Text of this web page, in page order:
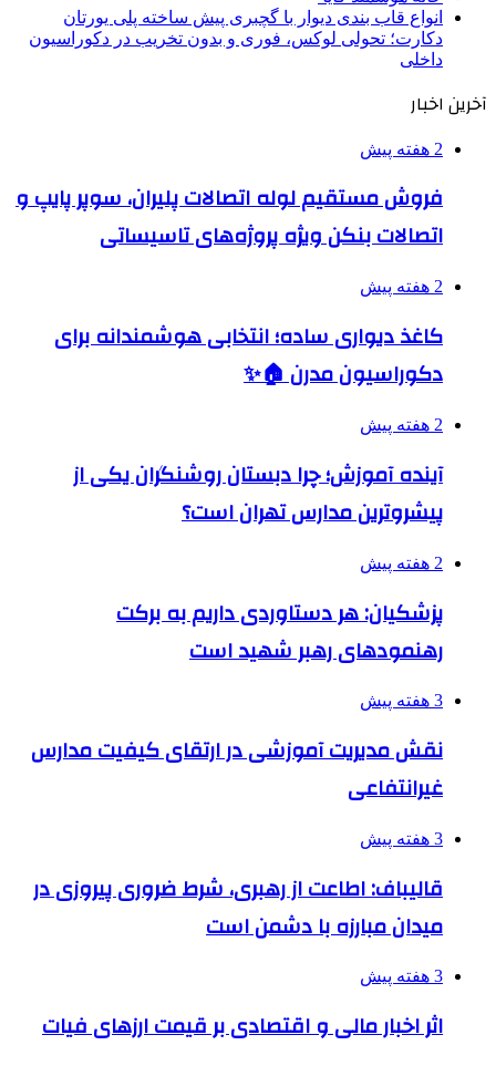
انواع قاب بندی دیوار با گچبری پیش ساخته پلی یورتان
دکارت؛ تحولی لوکس، فوری و بدون تخریب در دکوراسیون
داخلی
آخرین اخبار
2 هفته پیش
فروش مستقیم لوله اتصالات پلیران، سوپر پایپ و
اتصالات بنکن ویژه پروژه‌های تاسیساتی
2 هفته پیش
کاغذ دیواری ساده؛ انتخابی هوشمندانه برای
دکوراسیون مدرن 🏠✨
2 هفته پیش
آینده آموزش؛ چرا دبستان روشنگران یکی از
پیشروترین مدارس تهران است؟
2 هفته پیش
پزشکیان: هر دستاوردی داریم به برکت
رهنمودهای رهبر شهید است
3 هفته پیش
نقش مدیریت آموزشی در ارتقای کیفیت مدارس
غیرانتفاعی
3 هفته پیش
قالیباف: اطاعت از رهبری، شرط ضروری پیروزی در
میدان مبارزه با دشمن است
3 هفته پیش
اثر اخبار مالی و اقتصادی بر قیمت ارزهای فیات